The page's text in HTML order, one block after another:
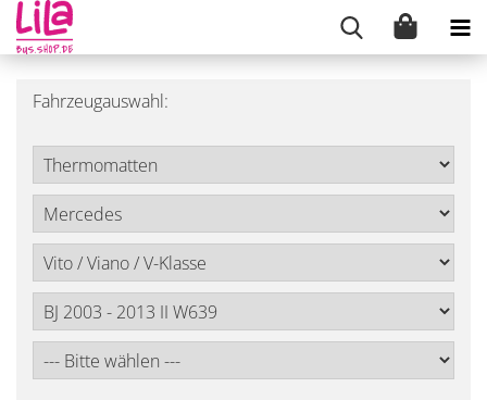
Fahrzeugauswahl: